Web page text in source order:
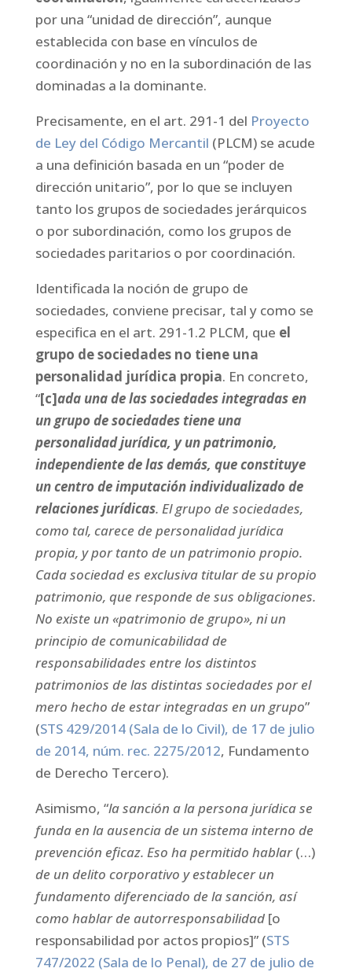
por una “unidad de dirección”, aunque
establecida con base en vínculos de
coordinación y no en la subordinación de las
dominadas a la dominante.
Precisamente, en el art. 291-1 del Proyecto
de Ley del Código Mercantil (PLCM) se acude
a una definición basada en un “poder de
dirección unitario”, por lo que se incluyen
tanto los grupos de sociedades jerárquicos
o por subordinación, como los grupos de
sociedades paritarios o por coordinación.
Identificada la noción de grupo de
sociedades, conviene precisar, tal y como se
especifica en el art. 291-1.2 PLCM, que el
grupo de sociedades no tiene una
personalidad jurídica propia. En concreto,
“[c]ada una de las sociedades integradas en
un grupo de sociedades tiene una
personalidad jurídica, y un patrimonio,
independiente de las demás, que constituye
un centro de imputación individualizado de
relaciones jurídicas. El grupo de sociedades,
como tal, carece de personalidad jurídica
propia, y por tanto de un patrimonio propio.
Cada sociedad es exclusiva titular de su propio
patrimonio, que responde de sus obligaciones.
No existe un «patrimonio de grupo», ni un
principio de comunicabilidad de
responsabilidades entre los distintos
patrimonios de las distintas sociedades por el
mero hecho de estar integradas en un grupo”
(STS 429/2014 (Sala de lo Civil), de 17 de julio
de 2014, núm. rec. 2275/2012, Fundamento
de Derecho Tercero).
Asimismo, “la sanción a la persona jurídica se
funda en la ausencia de un sistema interno de
prevención eficaz. Eso ha permitido hablar(…)
de un delito corporativo y establecer un
fundamento diferenciado de la sanción, así
como hablar de autorresponsabilidad [o
responsabilidad por actos propios]” (STS
747/2022 (Sala de lo Penal), de 27 de julio de